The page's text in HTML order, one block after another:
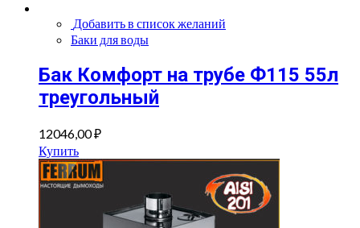
Добавить в список желаний
Баки для воды
Бак Комфорт на трубе Ф115 55л
треугольный
12046,00₽
Купить